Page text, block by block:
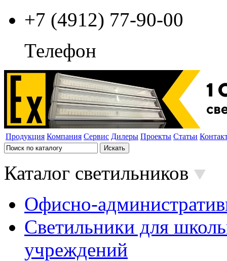
+7 (4912) 77-90-00
Телефон
Продукция Компания Сервис Дилеры Проекты Статьи
Каталог светильников
Офисно-
Светильники для
учреждений